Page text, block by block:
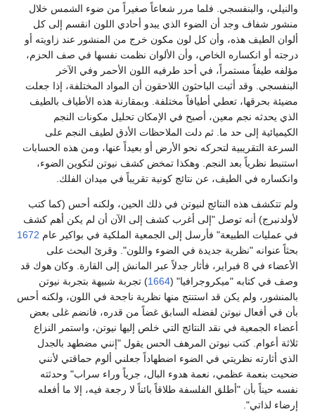
والنيلي، والبنفسجي. فلما مرر شعاعاً صغيراً من ضوء الشمس خلال
منشور شفاف وجد أن الضوء الذي يبدو أحادي اللون انقسم إلى كل
ألوان الطيف هذه، وأن كل لون مكون خرج من المنشور عند زاويته أو
درجته أو انكساره الخاص، وأن الألوان نظمت نفسها في صف الحزم،
مؤلفه طيفاً مستمراً، في أحد طرفيه اللون الأحمر وفي الآخر
البنفسجي. وقد أثبت الباحثون اللاحقون أن المواد المختلفة، إذا جعلت
مضيئة بحرقها، تعطي أطيافاً مختلفة. وبمقارنة هذه الأطياف بالطيف
الذي يحدثه نجم معين، أصبح في الإمكان تحليل مكونات النجم
الكيميائية إلى حد ما. ثم دلت الملاحظات الأدق لطيف النجم على
السرعة التقريبية لتحركه نحو الأرض أو بعيداً عنها، ومن هذه الحسابات
استنبط نظرياً بعد النجم. وهكذا تمخض كشف نيوتن لتكوين الضوء،
وانكساره في الطيف، عن نتائج كونية تقريباً في ميدان الفلك.
ولم تتكشف هذه النتائج لنيوتن في ذلك الحين، ولكنه أحس (كما كتب
لأولدنبرج) أنه توصل "إلى أغرب كشف إلى الآن أن لم يكن أهم كشف
في عمليات الطبيعة" فأرسل إلى الجمعية الملكية في بواكير عام 1672
بحثاً عنوانه "نظرية جديدة في الضوء واللون". وقرئ البحث على
الأعضاء في 8 فبراير، فأثار جدلاً عبر المانش إلى القارة. وكان هوك قد
وصف في كتابه "ميكروجرافيا" (1664) تجربة شبيهة بتجربة نيوتن
بالمنشور، ولم يكن قد استنتج منها نظرية ناجحة في اللون، ولكنه أحس
بأن في أفعال نيوتن لفضله السابق غضاً من قدره، فانضم غلى بعض
أعضاء الجمعية في نقد النتائج التي خلص إليها نيوتن، واستمر النزاع
ثلاثة أعوام. كتب نيوتن المرهف الحس يقول "إنني مضطهد بالجدل
الذي أثارته نظريتي في الضوء اضطهاداً جعلني ألوم حماقتي لأنني
ضحيت بنعمة عظمي، نعمة هدوء البال، جرياً وراء سراب" وحدثته
نفسه حيناً بأن "أطلق الفلسفة طلاقاً بائناً لا رجعة فيه، إلا ما أفعله
إرضاء لذاتي".